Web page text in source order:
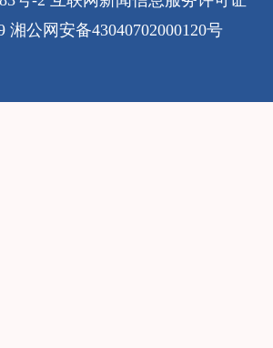
湘公网安备43040702000120号